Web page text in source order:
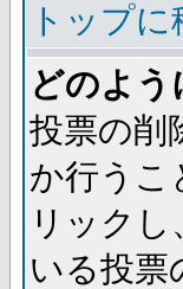
トップに
どのよ
投票の削
か行うこ
リック
いる投票